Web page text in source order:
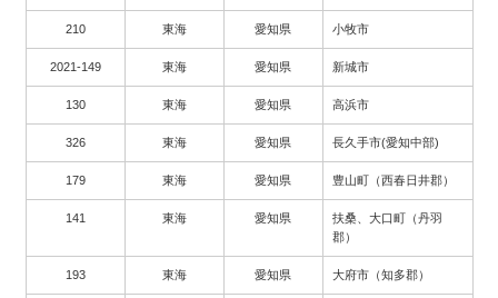
210 東海 愛知県 小牧市
2021-149 東海 愛知県 新城市
130 東海 愛知県 高浜市
326 東海 愛知県 長久手市(愛知中部)
179 東海 愛知県 豊山町（西春日井郡）
141 東海 愛知県
扶桑、大口町（丹羽
郡）
193 東海 愛知県 大府市（知多郡）